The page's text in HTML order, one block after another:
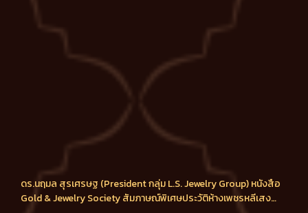
ดร.นฤมล สุรเศรษฐ (President กลุ่ม L.S. Jewelry Group) หนังสือ
Gold & Jewelry Society สัมภาษณ์พิเศษประวัติห้างเพชรหลีเสง